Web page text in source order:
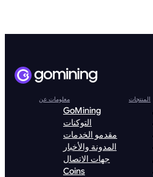
معلومات عن
GoMining
التوكنات
مقدمو الخدمات
المدونة والأخبار
جهات الاتصال
Coins
المنتجات